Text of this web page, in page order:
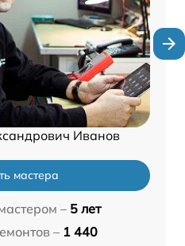
Иванов
мастера
– 5 лет
– 1 440